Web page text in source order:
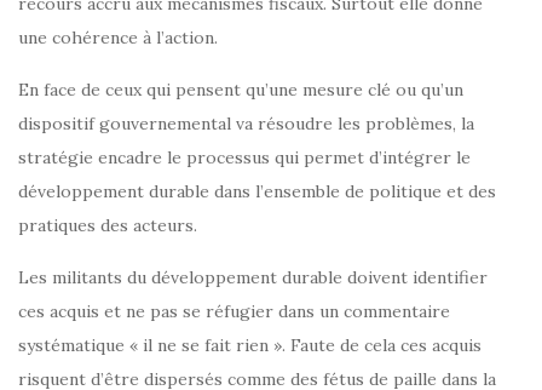
une cohérence à l’action.
En face de ceux qui pensent qu’une mesure clé ou qu’un
dispositif gouvernemental va résoudre les problèmes, la
stratégie encadre le processus qui permet d’intégrer le
développement durable dans l’ensemble de politique et des
pratiques des acteurs.
Les militants du développement durable doivent identifier
ces acquis et ne pas se réfugier dans un commentaire
systématique « il ne se fait rien ». Faute de cela ces acquis
risquent d’être dispersés comme des fétus de paille dans la